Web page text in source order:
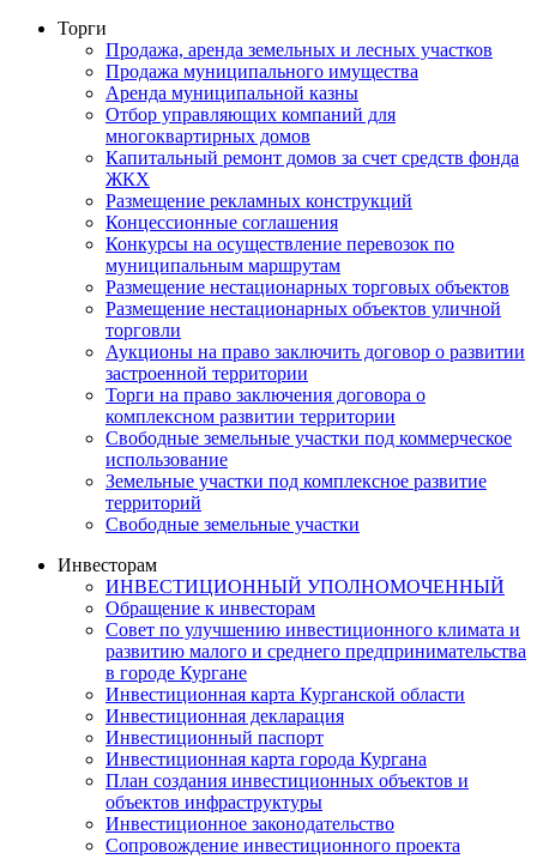
Торги
Продажа, аренда земельных и лесных участков
Продажа муниципального имущества
Аренда муниципальной казны
Отбор управляющих компаний для
многоквартирных домов
Капитальный ремонт домов за счет средств фонда
ЖКХ
Размещение рекламных конструкций
Концессионные соглашения
Конкурсы на осуществление перевозок по
муниципальным маршрутам
Размещение нестационарных торговых объектов
Размещение нестационарных объектов уличной
торговли
Аукционы на право заключить договор о развитии
застроенной территории
Торги на право заключения договора о
комплексном развитии территории
Свободные земельные участки под коммерческое
использование
Земельные участки под комплексное развитие
территорий
Свободные земельные участки
Инвесторам
ИНВЕСТИЦИОННЫЙ УПОЛНОМОЧЕННЫЙ
Обращение к инвесторам
Совет по улучшению инвестиционного климата и
развитию малого и среднего предпринимательства
в городе Кургане
Инвестиционная карта Курганской области
Инвестиционная декларация
Инвестиционный паспорт
Инвестиционная карта города Кургана
План создания инвестиционных объектов и
объектов инфраструктуры
Инвестиционное законодательство
Сопровождение инвестиционного проекта